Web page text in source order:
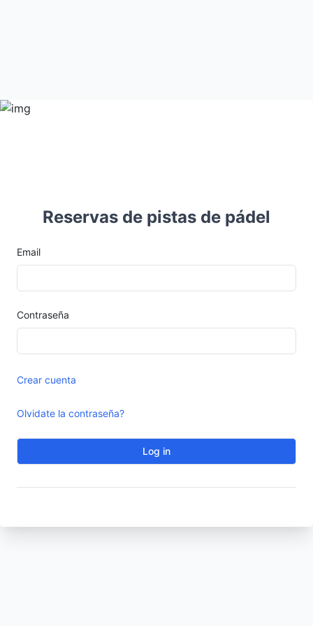
Reservas de pistas de pádel
Email
Contraseña
Crear cuenta
Olvidate la contraseña?
Log in